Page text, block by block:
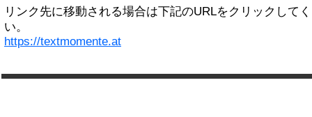
リンク先に移動される場合は下記のURLをクリックして
い。
https://textmomente.at